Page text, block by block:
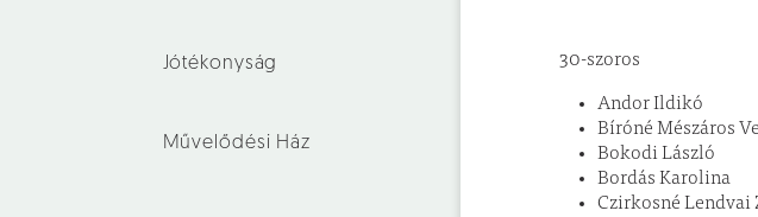
Jótékonyság
Művelődési Ház
30-szoros
Andor Ildikó
Bíróné Mészáros
Bokodi László
Bordás Karolina
Czirkosné Lendvai